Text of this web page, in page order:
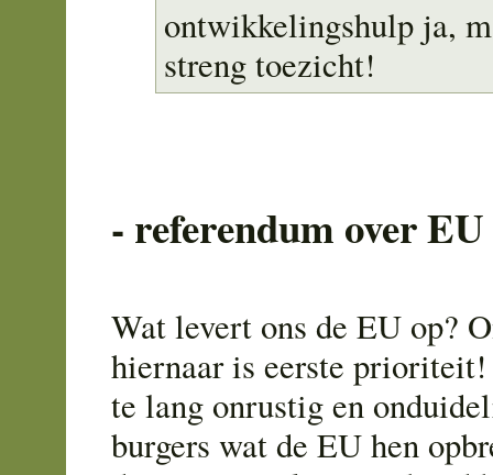
ontwikkelingshulp ja,
streng toezicht!
- referendum over
Wat levert ons de EU op?
hiernaar is eerste
te lang onrustig en
burgers wat de EU hen